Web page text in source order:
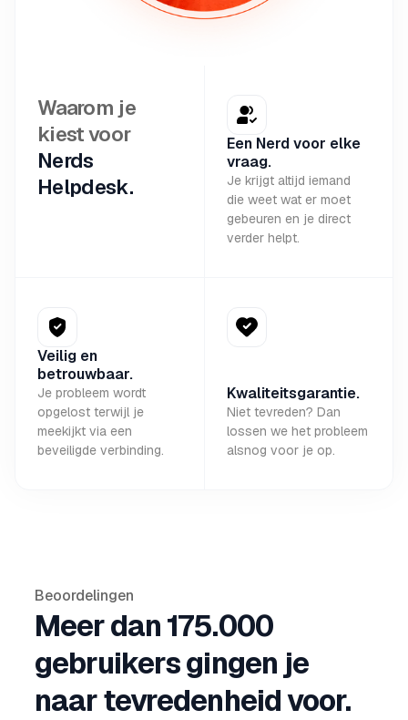
Waarom je
kiest voor
Nerds
Helpdesk.
Een Nerd voor elke
vraag.
Je krijgt altijd iemand
die weet wat er moet
gebeuren en je direct
verder helpt.
Veilig en
betrouwbaar.
Je probleem wordt
opgelost terwijl je
meekijkt via een
beveiligde verbinding.
Kwaliteitsgarantie.
Niet tevreden? Dan
lossen we het probleem
alsnog voor je op.
Beoordelingen
Meer dan 175.000
gebruikers gingen je
naar tevredenheid voor.